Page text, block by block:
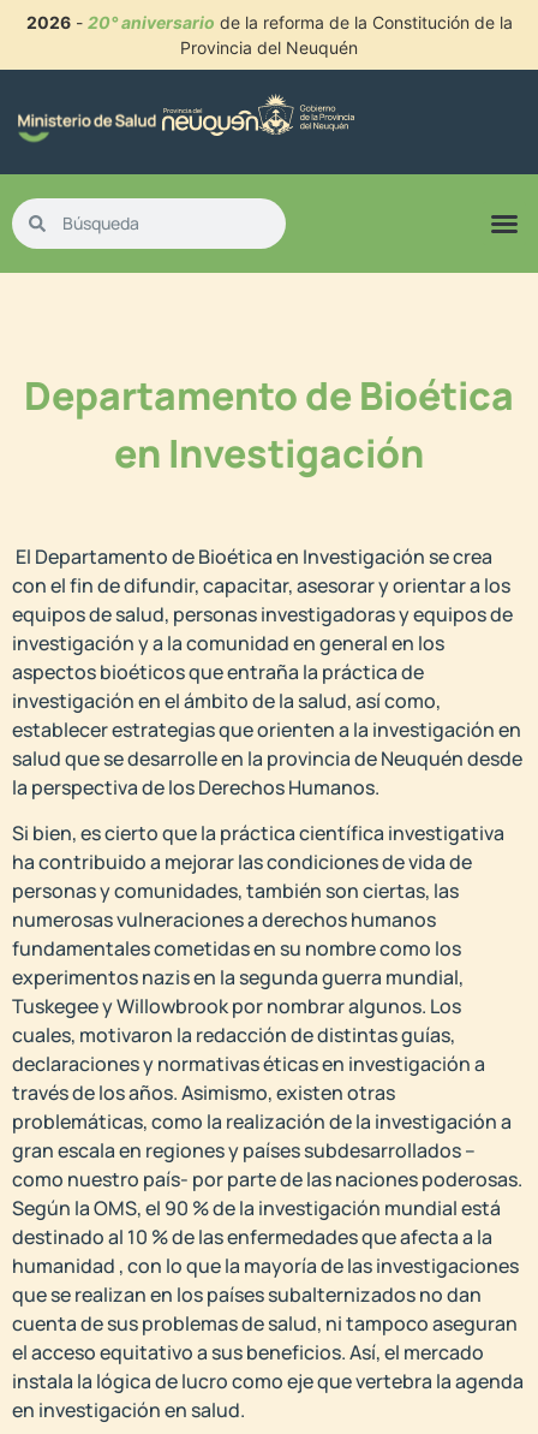
2026- 20° aniversario de la reforma de la Constitución de la
Provincia del Neuquén
Departamento de Bioética
en Investigación
El Departamento de Bioética en Investigación se crea
con el fin de difundir, capacitar, asesorar y orientar a los
equipos de salud, personas investigadoras y equipos de
investigación y a la comunidad en general en los
aspectos bioéticos que entraña la práctica de
investigación en el ámbito de la salud, así como,
establecer estrategias que orienten a la investigación en
salud que se desarrolle en la provincia de Neuquén desde
la perspectiva de los Derechos Humanos.
Si bien, es cierto que la práctica científica investigativa
ha contribuido a mejorar las condiciones de vida de
personas y comunidades, también son ciertas, las
numerosas vulneraciones a derechos humanos
fundamentales cometidas en su nombre como los
experimentos nazis en la segunda guerra mundial,
Tuskegee y Willowbrook por nombrar algunos. Los
cuales, motivaron la redacción de distintas guías,
declaraciones y normativas éticas en investigación a
través de los años. Asimismo, existen otras
problemáticas, como la realización de la investigación a
gran escala en regiones y países subdesarrollados –
como nuestro país- por parte de las naciones poderosas.
Según la OMS, el 90 % de la investigación mundial está
destinado al 10 % de las enfermedades que afecta a la
humanidad , con lo que la mayoría de las investigaciones
que se realizan en los países subalternizados no dan
cuenta de sus problemas de salud, ni tampoco aseguran
el acceso equitativo a sus beneficios. Así, el mercado
instala la lógica de lucro como eje que vertebra la agenda
en investigación en salud.